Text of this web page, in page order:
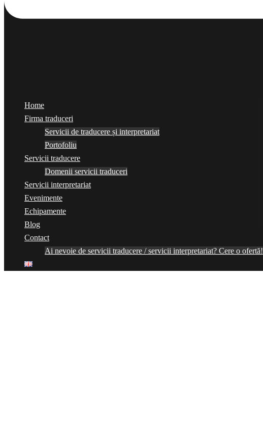
Home
Firma traduceri
Servicii de traducere și interpretariat
Portofoliu
Servicii traducere
Domenii servicii traduceri
Servicii interpretariat
Evenimente
Echipamente
Blog
Contact
Ai nevoie de servicii traducere / servicii interpretariat? Cere o ofertă!